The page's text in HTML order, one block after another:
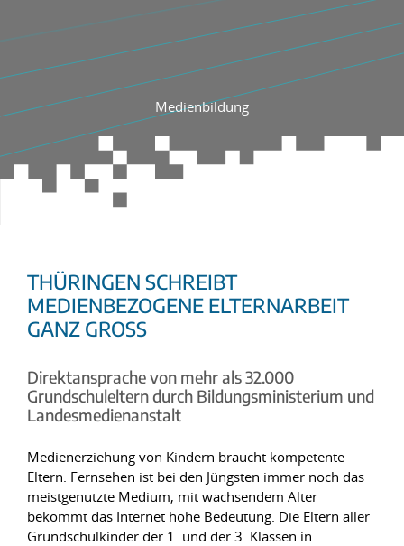
Medienbildung
THÜRINGEN SCHREIBT
MEDIENBEZOGENE ELTERNARBEIT
GANZ GROSS
Direktansprache von mehr als 32.000
Grundschuleltern durch Bildungsministerium und
Landesmedienanstalt
Medienerziehung von Kindern braucht kompetente
Eltern. Fernsehen ist bei den Jüngsten immer noch das
meistgenutzte Medium, mit wachsendem Alter
bekommt das Internet hohe Bedeutung. Die Eltern aller
Grundschulkinder der 1. und der 3. Klassen in